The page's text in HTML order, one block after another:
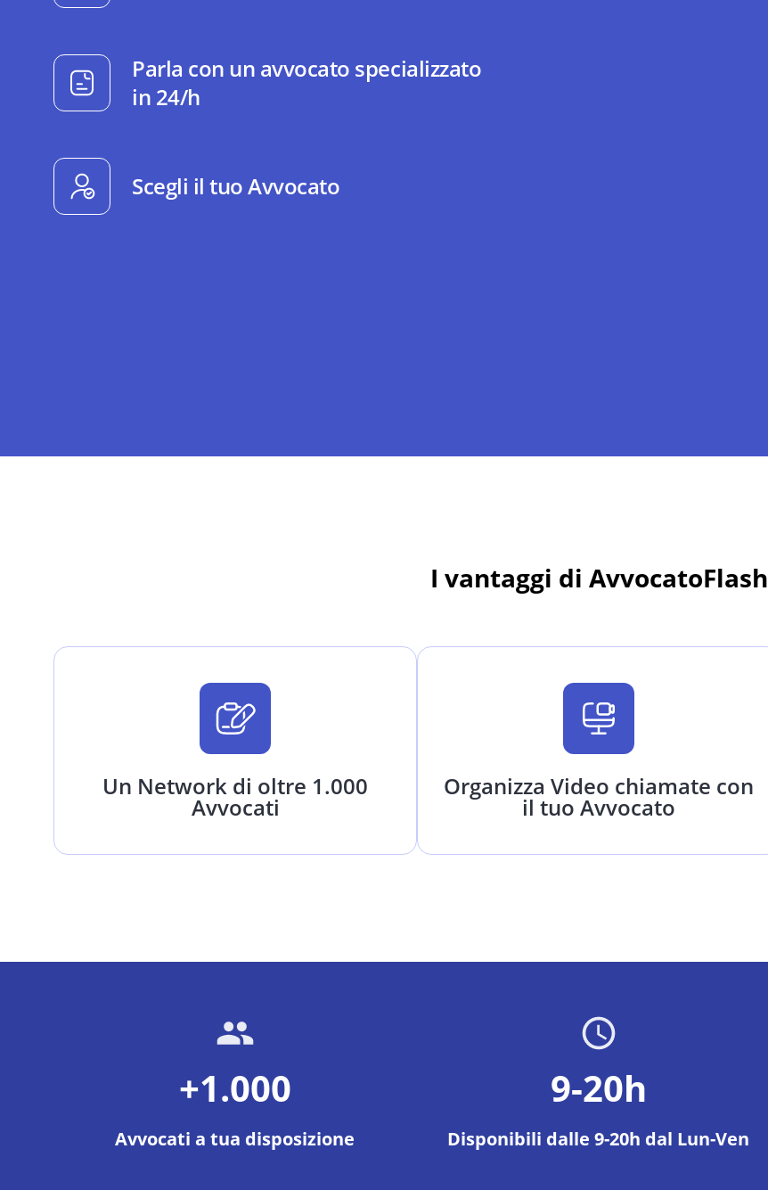
Parla con un avvocato specializzato
in 24/h
Scegli il tuo Avvocato
I vantaggi di AvvocatoFlash
Un Network di oltre 1.000
Avvocati
Organizza Video chiamate con
il tuo Avvocato
+1.000
Avvocati a tua disposizione
9-20h
Disponibili dalle 9-20h dal Lun-Ven